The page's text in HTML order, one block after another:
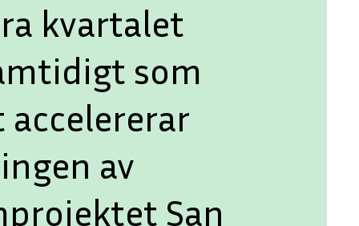
kvartalet
som
accelererar
av
San